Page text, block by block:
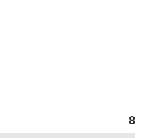
8